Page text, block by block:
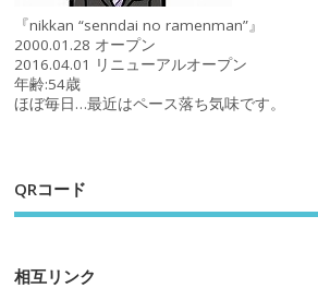
『nikkan “senndai no ramenman”』
2000.01.28 オープン
2016.04.01 リニューアルオープン
年齢:54歳
ほぼ毎日…最近はペース落ち気味です。
QRコード
相互リンク